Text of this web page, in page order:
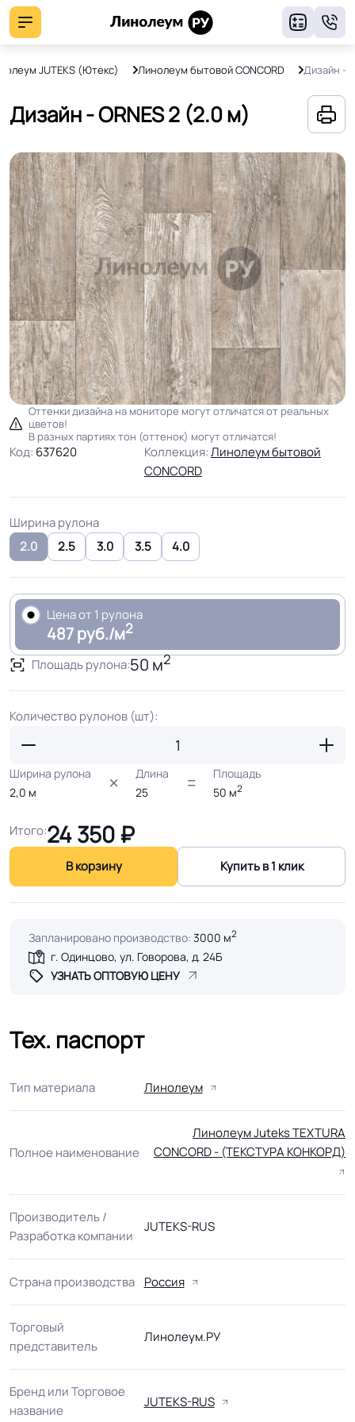
JUTEKS (Ютекс) Линолеум бытовой CONCORD Дизайн -
Дизайн - ORNES 2 (2.0 м)
Оттенки дизайна на мониторе могут отличатся от реальных
цветов!
В разных партиях тон (оттенок) могут отличатся!
Код: 637620 Коллекция:Линолеум бытовой
CONCORD
Ширина рулона
2.0
2.5 3.0 3.5 4.0
Цена от 1 рулона
487 руб./м2
Площадь рулона:50 м2
Количество рулонов (шт):
Ширина рулона
2,0 м
Длина
25
Площадь
50 м2
Итого:24 350 ₽
В корзину Купить в 1 клик
Запланировано производство: 3000 м2
г. Одинцово, ул. Говорова, д. 24Б
УЗНАТЬ ОПТОВУЮ ЦЕНУ
Тех. паспорт
Тип материала Линолеум
Полное наименование
Линолеум Juteks TEXTURA
CONCORD - (ТЕКСТУРА КОНКОРД)
Производитель /
Разработка компании
JUTEKS-RUS
Страна производства Россия
Торговый
представитель
Линолеум.РУ
Бренд или Торговое
название
JUTEKS-RUS